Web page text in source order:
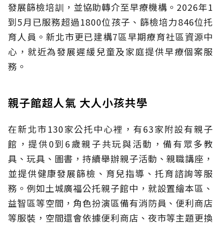
發展篩檢培訓，並協助轉介至早療機構。2026年1
到5月已服務超過1800位孩子、篩檢培力846位托
育人員。新北市更已建構7區早期療育社區資源中
心，就近為發展遲緩兒童及家庭提供早療個案服
務。
親子館超人氣 大人小孩共學
在新北市130家公托中心裡，有63家附設有親子
館，提供0到6歲親子共玩與活動，備有眾多教
具、玩具、圖書，持續舉辦親子活動、親職講座，
並提供健康發展篩檢、育兒指導、托育諮詢等服
務。例如土城廣福公托親子館中，就設置繪本區、
益智區等空間，角色扮演區備有消防員、便利商店
等服裝，空間還會依據便利商店、夜市等主題更換